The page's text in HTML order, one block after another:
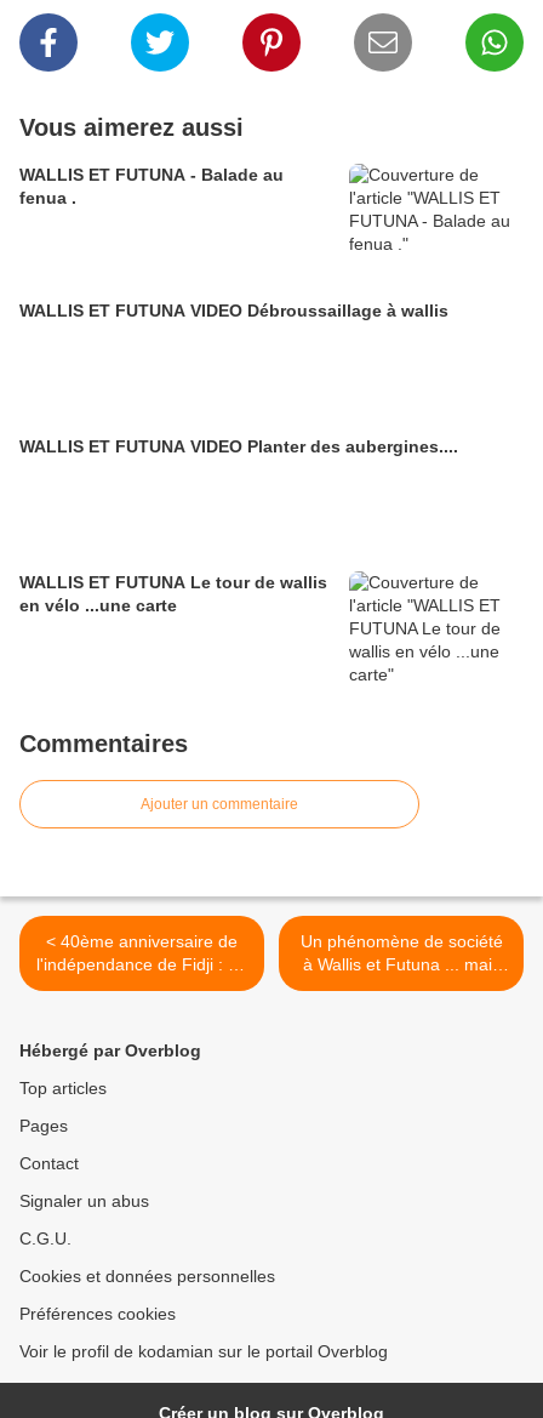
Vous aimerez aussi
WALLIS ET FUTUNA - Balade au
fenua .
WALLIS ET FUTUNA VIDEO Débroussaillage à wallis
WALLIS ET FUTUNA VIDEO Planter des aubergines....
WALLIS ET FUTUNA Le tour de wallis
en vélo ...une carte
Commentaires
Ajouter un commentaire
< 40ème anniversaire de
l'indépendance de Fidji : en
savoir plus...
Un phénomène de société
à Wallis et Futuna ... mais
ailleurs aussi >
Hébergé par Overblog
Top articles
Pages
Contact
Signaler un abus
C.G.U.
Cookies et données personnelles
Préférences cookies
Voir le profil de kodamian sur le portail Overblog
Créer un blog sur Overblog